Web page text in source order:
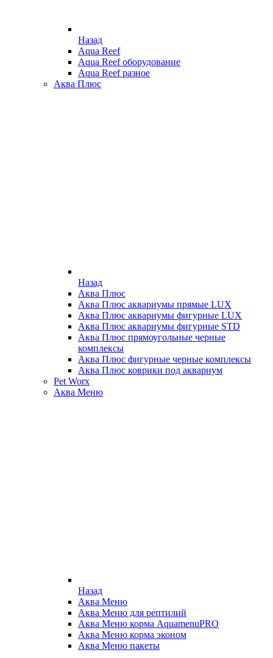
Назад
Aqua Reef
Aqua Reef оборудование
Aqua Reef разное
Аква Плюс
Назад
Аква Плюс
Аква Плюс аквариумы прямые LUX
Аква Плюс аквариумы фигурные LUX
Аква Плюс аквариумы фигурные STD
Аква Плюс прямоугольные черные
комплексы
Аква Плюс фигурные черные комплексы
Аква Плюс коврики под аквариум
Pet Worx
Аква Меню
Назад
Аква Меню
Аква Меню для рептилий
Аква Меню корма AquamenuPRO
Аква Меню корма эконом
Аква Меню пакеты